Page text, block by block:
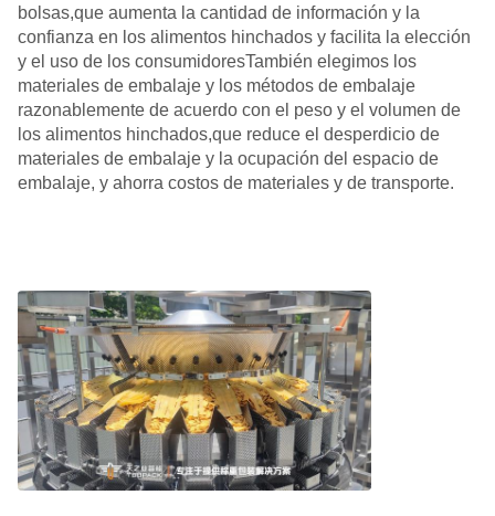
bolsas,que aumenta la cantidad de información y la
confianza en los alimentos hinchados y facilita la elección
y el uso de los consumidoresTambién elegimos los
materiales de embalaje y los métodos de embalaje
razonablemente de acuerdo con el peso y el volumen de
los alimentos hinchados,que reduce el desperdicio de
materiales de embalaje y la ocupación del espacio de
embalaje, y ahorra costos de materiales y de transporte.